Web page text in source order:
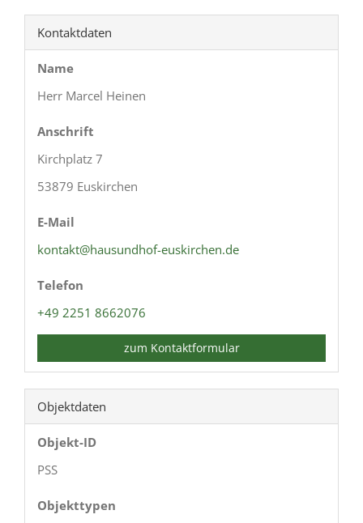
Kontaktdaten
Name
Herr Marcel Heinen
Anschrift
Kirchplatz 7
53879 Euskirchen
E-Mail
kontakt@hausundhof-euskirchen.de
Telefon
+49 2251 8662076
zum Kontaktformular
Objektdaten
Objekt-ID
PSS
Objekttypen